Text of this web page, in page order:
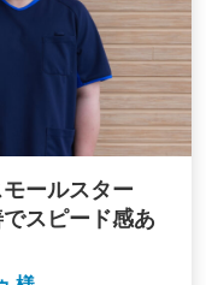
ールスター
スピード感あ